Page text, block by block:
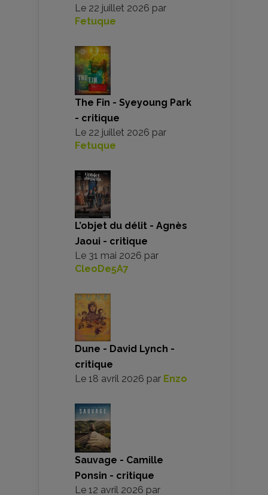
Le 22 juillet 2026 par
Fetuque
The Fin - Syeyoung Park
- critique
Le 22 juillet 2026 par
Fetuque
L’objet du délit - Agnès
Jaoui - critique
Le 31 mai 2026 par
CleoDe5A7
Dune - David Lynch -
critique
Le 18 avril 2026 par Enzo
Sauvage - Camille
Ponsin - critique
Le 12 avril 2026 par